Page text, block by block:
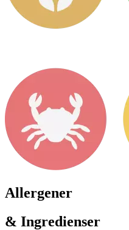
Allergener
& Ingredienser